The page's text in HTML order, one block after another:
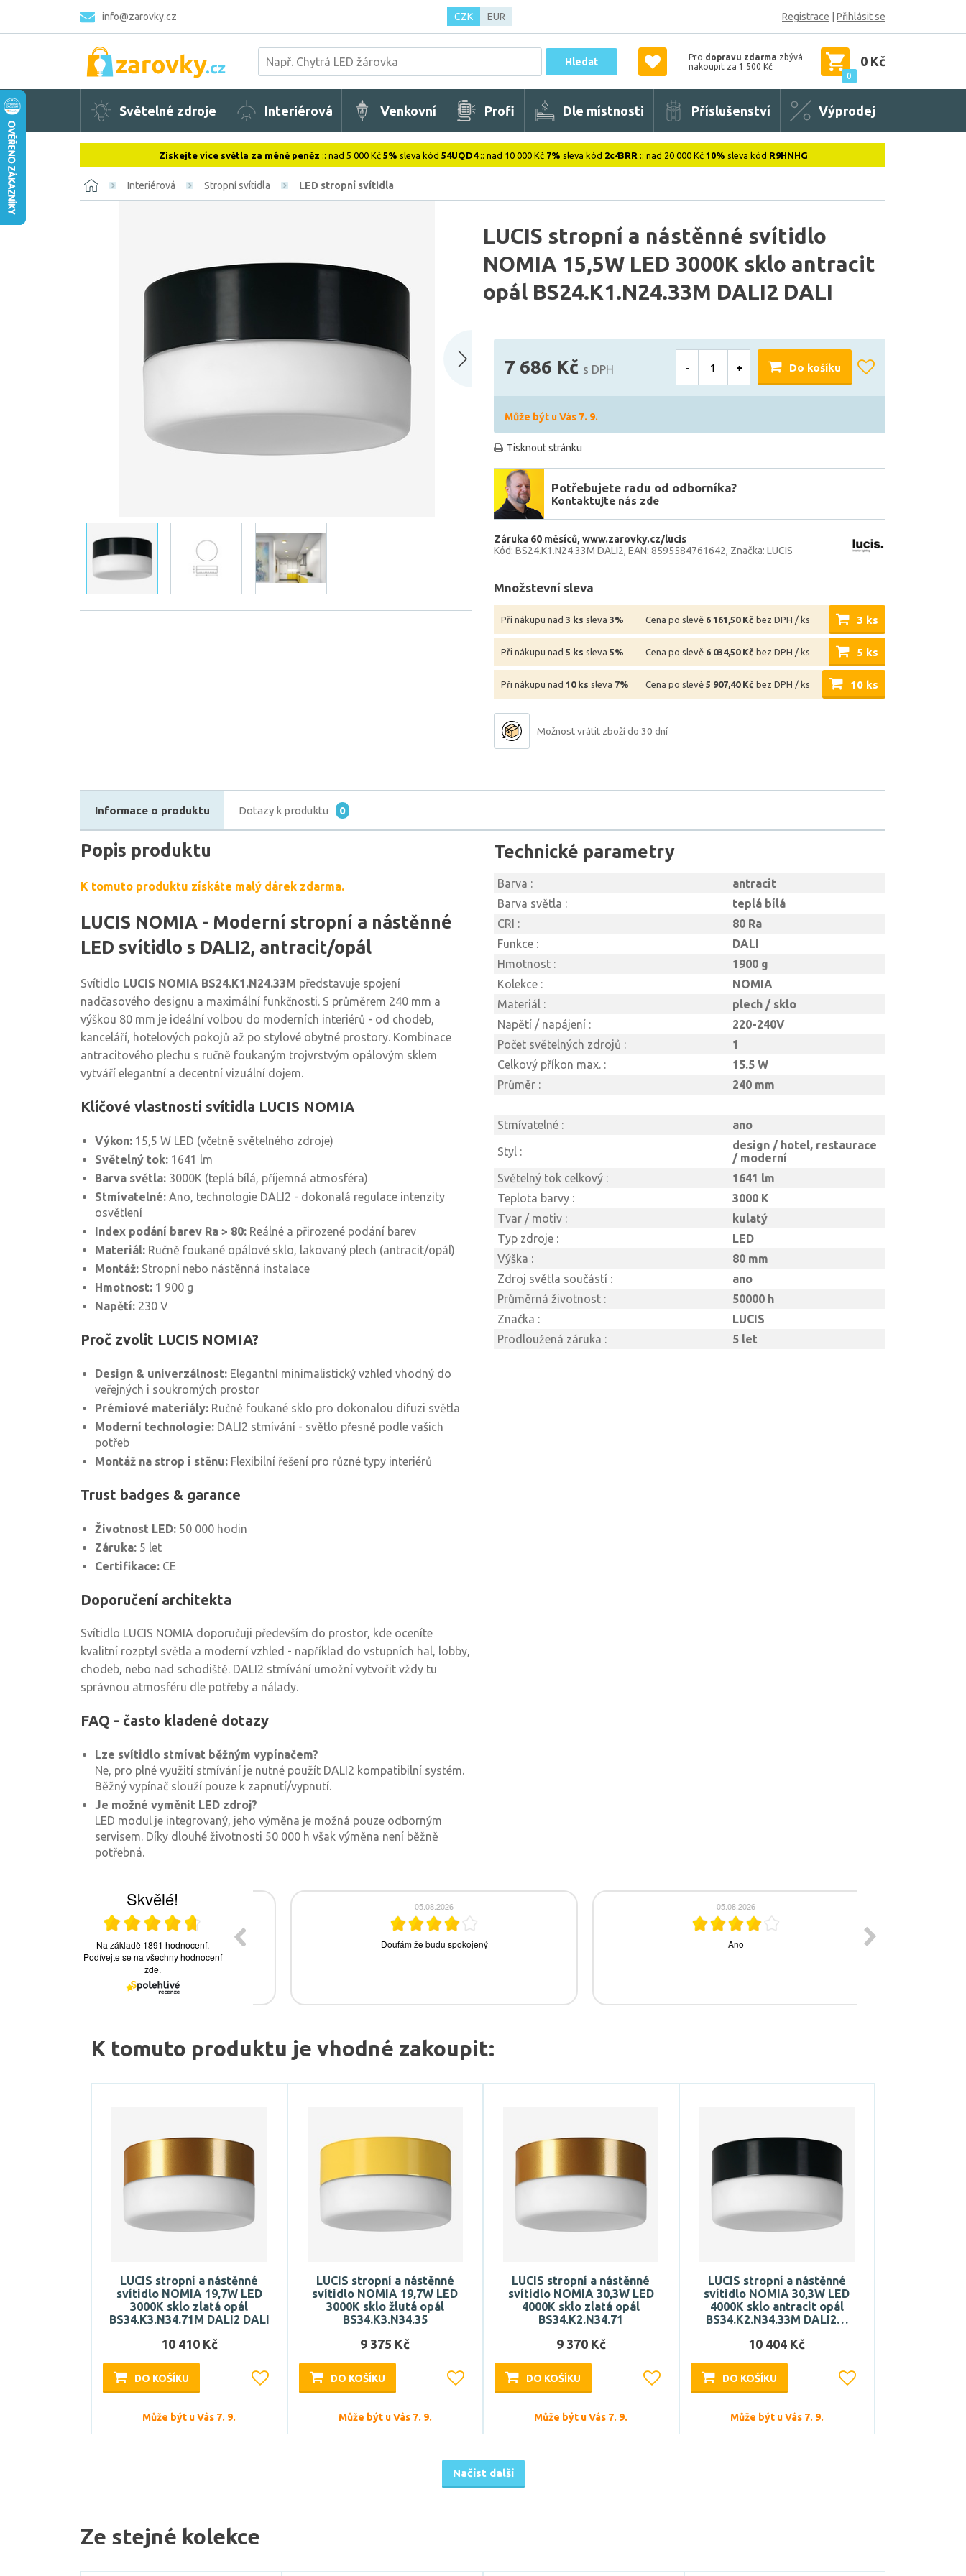
info@zarovky.cz CZK EUR Registrace Přihlásit se
Hledat Pro dopravu zdarma zbývá
nakoupit za 1 500 Kč
0
0 Kč
Světelné zdroje Interiérová Venkovní Profi Dle místnosti Příslušenství Výprodej
Získejte více světla za méně peněz :: nad 5 000 Kč 5% sleva kód 54UQD4:: nad 10 000 Kč 7% sleva kód 2c43RR :: nad 20 000 Kč 10% sleva kód R9HNHG
Interiérová Stropní svítidla LED stropní svítidla
LUCIS stropní a nástěnné svítidlo
NOMIA 15,5W LED 3000K sklo antracit
opál BS24.K1.N24.33M DALI2 DALI
7 686 Kč s DPH - + Do košíku
Může být u Vás 7. 9.
Tisknout stránku
Potřebujete radu od odborníka?
Kontaktujte nás zde
Záruka 60 měsíců www.zarovky.cz/lucis
Kód: BS24.K1.N24.33M DALI2 EAN: 8595584761642 Značka: LUCIS
Množstevní sleva
Při nákupu nad 3 ks sleva 3% Cena po slevě 6 161,50 Kč bez DPH / ks 3 ks
Při nákupu nad 5 ks sleva 5% Cena po slevě 6 034,50 Kč bez DPH / ks 5 ks
Při nákupu nad 10 ks sleva 7% Cena po slevě 5 907,40 Kč bez DPH / ks 10 ks
Možnost vrátit zboží do 30 dní
Informace o produktu Dotazy k produktu 0
Popis produktu
K tomuto produktu získáte malý dárek zdarma.
LUCIS NOMIA - Moderní stropní a nástěnné
LED svítidlo s DALI2, antracit/opál
Svítidlo LUCIS NOMIA BS24.K1.N24.33M představuje spojení
nadčasového designu a maximální funkčnosti. S průměrem 240 mm a
výškou 80 mm je ideální volbou do moderních interiérů - od chodeb,
kanceláří, hotelových pokojů až po stylové obytné prostory. Kombinace
antracitového plechu s ručně foukaným trojvrstvým opálovým sklem
vytváří elegantní a decentní vizuální dojem.
Klíčové vlastnosti svítidla LUCIS NOMIA
Výkon: 15,5 W LED (včetně světelného zdroje)
Světelný tok: 1641 lm
Barva světla: 3000K (teplá bílá, příjemná atmosféra)
Stmívatelné: Ano, technologie DALI2 - dokonalá regulace intenzity
osvětlení
Index podání barev Ra > 80: Reálné a přirozené podání barev
Materiál: Ručně foukané opálové sklo, lakovaný plech (antracit/opál)
Montáž: Stropní nebo nástěnná instalace
Hmotnost: 1 900 g
Napětí: 230 V
Proč zvolit LUCIS NOMIA?
Design & univerzálnost: Elegantní minimalistický vzhled vhodný do
veřejných i soukromých prostor
Prémiové materiály: Ručně foukané sklo pro dokonalou difuzi světla
Moderní technologie: DALI2 stmívání - světlo přesně podle vašich
potřeb
Montáž na strop i stěnu: Flexibilní řešení pro různé typy interiérů
Trust badges & garance
Životnost LED: 50 000 hodin
Záruka: 5 let
Certifikace: CE
Doporučení architekta
Svítidlo LUCIS NOMIA doporučuji především do prostor, kde oceníte
kvalitní rozptyl světla a moderní vzhled - například do vstupních hal, lobby,
chodeb, nebo nad schodiště. DALI2 stmívání umožní vytvořit vždy tu
správnou atmosféru dle potřeby a nálady.
FAQ - často kladené dotazy
Lze svítidlo stmívat běžným vypínačem?
Ne, pro plné využití stmívání je nutné použít DALI2 kompatibilní systém.
Běžný vypínač slouží pouze k zapnutí/vypnutí.
Je možné vyměnit LED zdroj?
LED modul je integrovaný, jeho výměna je možná pouze odborným
servisem. Díky dlouhé životnosti 50 000 h však výměna není běžně
potřebná.
Technické parametry
Barva :
antracit
Barva světla :
teplá bílá
CRI :
80 Ra
Funkce :
DALI
Hmotnost :
1900 g
Kolekce :
NOMIA
Materiál :
plech / sklo
Napětí / napájení :
220-240V
Počet světelných zdrojů :
1
Celkový příkon max. :
15.5 W
Průměr :
240 mm
Stmívatelné : ano
Styl :
design / hotel, restaurace
/ moderní
Světelný tok celkový :
1641 lm
Teplota barvy :
3000 K
Tvar / motiv :
kulatý
Typ zdroje :
LED
Výška :
80 mm
Zdroj světla součástí :
ano
Průměrná životnost :
50000 h
Značka :
LUCIS
Prodloužená záruka :
5 let
K tomuto produktu je vhodné zakoupit:
LUCIS stropní a nástěnné
svítidlo NOMIA 19,7W LED
3000K sklo zlatá opál
BS34.K3.N34.71M DALI2 DALI
10 410 Kč
DO KOŠÍKU
Může být u Vás 7. 9.
LUCIS stropní a nástěnné
svítidlo NOMIA 19,7W LED
3000K sklo žlutá opál
BS34.K3.N34.35
9 375 Kč
DO KOŠÍKU
Může být u Vás 7. 9.
LUCIS stropní a nástěnné
svítidlo NOMIA 30,3W LED
4000K sklo zlatá opál
BS34.K2.N34.71
9 370 Kč
DO KOŠÍKU
Může být u Vás 7. 9.
LUCIS stropní a nástěnné
svítidlo NOMIA 30,3W LED
4000K sklo antracit opál
BS34.K2.N34.33M DALI2…
10 404 Kč
DO KOŠÍKU
Může být u Vás 7. 9.
Načíst další
Ze stejné kolekce